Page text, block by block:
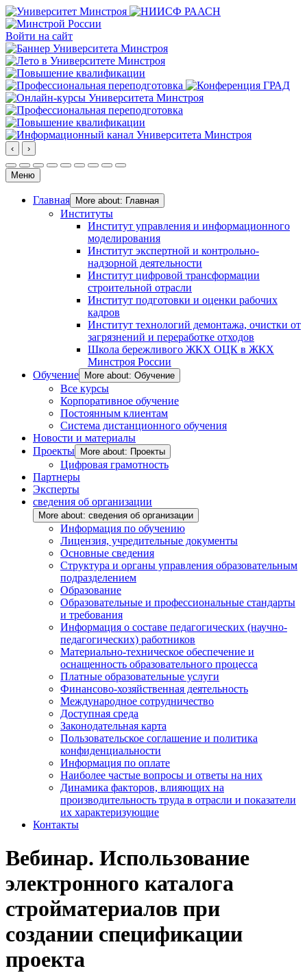
Войти на сайт
‹ ›
Меню
Главная More about: Главная
Институты
Институт управления и информационного
моделирования
Институт экспертной и контрольно-
надзорной деятельности
Институт цифровой трансформации
строительной отрасли
Институт подготовки и оценки рабочих
кадров
Институт технологий демонтажа, очистки от
загрязнений и переработке отходов
Школа бережливого ЖКХ ОЦК в ЖКХ
Минстроя России
Обучение
More about: Обучение
Все курсы
Корпоративное обучение
Постоянным клиентам
Система дистанционного обучения
Новости и материалы
Проекты
More about: Проекты
Цифровая грамотность
Партнеры
Эксперты
сведения об организации
More about: сведения об организации
Информация по обучению
Лицензия, учредительные документы
Основные сведения
Структура и органы управления образовательным
подразделением
Образование
Образовательные и профессиональные стандарты
и требования
Информация о составе педагогических (научно-
педагогических) работников
Материально-техническое обеспечение и
оснащенность образовательного процесса
Платные образовательные услуги
Финансово-хозяйственная деятельность
Международное сотрудничество
Доступная среда
Законодательная карта
Пользовательское соглашение и политика
конфиденциальности
Информация по оплате
Наиболее частые вопросы и ответы на них
Динамика факторов, влияющих на
производительность труда в отрасли и показатели
их характеризующие
Контакты
Вебинар. Использование
электронного каталога
стройматериалов при
создании спецификации
проекта